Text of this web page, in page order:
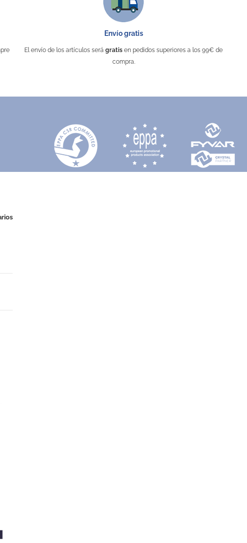
Envío gratis
El envío de los artículos será gratis en pedidos superiores a los 99€ de
compra.